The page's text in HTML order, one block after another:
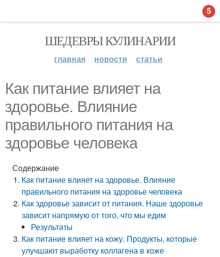
ШЕДЕВРЫ КУЛИНАРИИ
главная новости статьи
Как питание влияет на
здоровье. Влияние
правильного питания на
здоровье человека
Содержание
Как питание влияет на здоровье. Влияние
правильного питания на здоровье человека
Как здоровье зависит от питания. Наше здоровье
зависит напрямую от того, что мы едим
Результаты
Как питание влияет на кожу. Продукты, которые
улучшают выработку коллагена в коже
5